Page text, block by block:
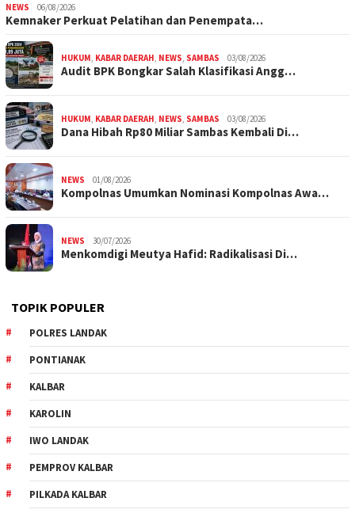
NEWS 06/08/2026
Kemnaker Perkuat Pelatihan dan Penempata…
HUKUM KABAR DAERAH NEWS SAMBAS 03/08/2026
Audit BPK Bongkar Salah Klasifikasi Angg…
HUKUM KABAR DAERAH NEWS SAMBAS 03/08/2026
Dana Hibah Rp80 Miliar Sambas Kembali Di…
NEWS 01/08/2026
Kompolnas Umumkan Nominasi Kompolnas Awa…
NEWS 30/07/2026
Menkomdigi Meutya Hafid: Radikalisasi Di…
TOPIK POPULER
POLRES LANDAK
PONTIANAK
KALBAR
KAROLIN
IWO LANDAK
PEMPROV KALBAR
PILKADA KALBAR